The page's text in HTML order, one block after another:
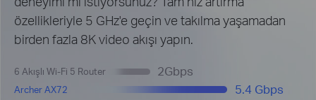
özellikleriyle 5 GHz'e geçin ve takılma yaşamadan
birden fazla 8K video akışı yapın.
6 Akışlı Wi-Fi 5 Router 2Gbps
Archer AX72 5.4 Gbps